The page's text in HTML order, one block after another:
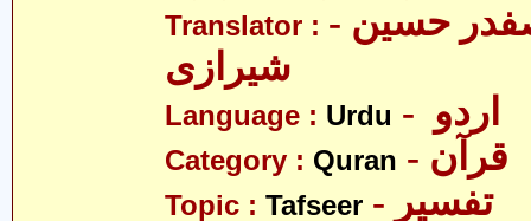
Translator : - مولانا سید صفدر حسین
شیرازی
Language : Urdu
Category : Quran - قرآن
Topic : Tafseer - تفسیر